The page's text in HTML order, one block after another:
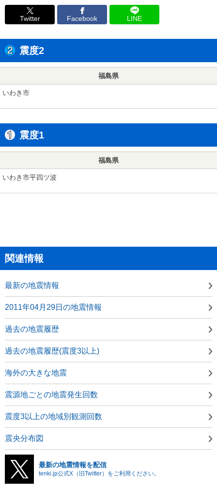
Twitter Facebook LINE
震度2
福島県
いわき市
震度1
福島県
いわき市平四ツ波
関連情報
最新の地震情報
2011年04月29日の地震情報
過去の地震履歴
過去の地震履歴(震度3以上)
海外の大きな地震
震源地ごとの地震発生回数
震度3以上の地域別観測回数
震央分布図
最新の地震情報を配信
tenki.jp公式X（旧Twitter）をご利用ください。